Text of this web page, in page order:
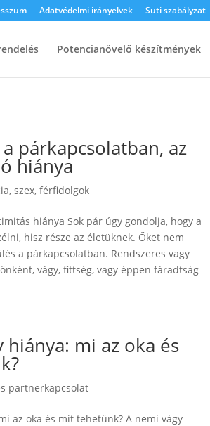
Adatvédelmi irányelvek Süti szabályzat
Potencianövelő készítmények
párkapcsolatban, az
hiánya
szex, férfidolgok
hiánya Sok pár úgy gondolja, hogy a
hisz része az életüknek. Őket nem
a párkapcsolatban. Rendszeres vagy
vágy, fittség, vagy éppen fáradtság
hiánya: mi az oka és
partnerkapcsolat
az oka és mit tehetünk? A nemi vágy